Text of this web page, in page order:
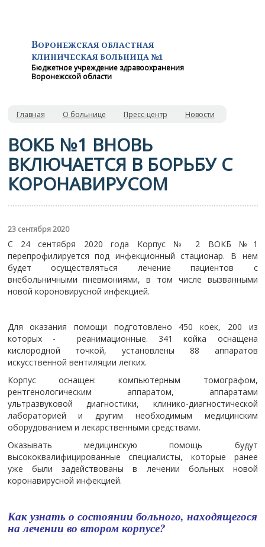
ВОРОНЕЖСКАЯ ОБЛАСТНАЯ
КЛИНИЧЕСКАЯ БОЛЬНИЦА №1
Бюджетное учреждение здравоохранения
Воронежской области
Главная О больнице Пресс-центр Новости
ВОКБ №1 ВНОВЬ
ВКЛЮЧАЕТСЯ В БОРЬБУ С
КОРОНАВИРУСОМ
23 сентября 2020
С 24 сентября 2020 года Корпус № 2 ВОКБ №1
перепрофилируется под инфекционный стационар. В нем
будет осуществляться лечение пациентов с
внебольничными пневмониями, в том числе вызванными
новой короновирусной инфекцией.
Для оказания помощи подготовлено 450 коек, 200 из
которых - реанимационные. 341 койка оснащена
кислородной точкой, установлены 88 аппаратов
искусственной вентиляции легких.
Корпус оснащен: компьютерным томографом,
рентгенологическим аппаратом, аппаратами
ультразвуковой диагностики, клинико-диагностической
лабораторией и другим необходимым медицинским
оборудованием и лекарственными средствами.
Оказывать медицинскую помощь будут
высококвалифицированные специалисты, которые ранее
уже были задействованы в лечении больных новой
коронавирусной инфекцией.
Как узнать о состоянии больного, находящегося
на лечении во втором корпусе?